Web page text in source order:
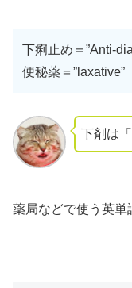
下痢止め＝”Anti-
便秘薬＝”laxative”
下剤は
薬局などで使う英単